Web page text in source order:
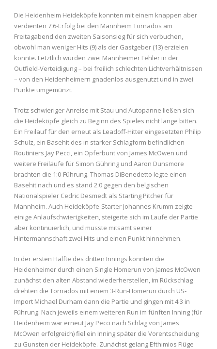
Die Heidenheim Heideköpfe konnten mit einem knappen aber
verdienten 7:6-Erfolg bei den Mannheim Tornados am
Freitagabend den zweiten Saisonsieg für sich verbuchen,
obwohl man weniger Hits (9) als der Gastgeber (13) erzielen
konnte. Letztlich wurden zwei Mannheimer Fehler in der
Outfield-Verteidigung – bei freilich schlechten Lichtverhältnissen
– von den Heidenheimern gnadenlos ausgenutzt und in zwei
Punkte umgemünzt.
Trotz schwieriger Anreise mit Stau und Autopanne ließen sich
die Heideköpfe gleich zu Beginn des Spieles nicht lange bitten.
Ein Freilauf für den erneut als Leadoff-Hitter eingesetzten Philip
Schulz, ein Basehit des in starker Schlagform befindlichen
Routiniers Jay Pecci, ein Opferbunt von James McOwen und
weitere Freiläufe für Simon Gühring und Aaron Dunsmore
brachten die 1:0-Führung. Thomas DiBenedetto legte einen
Basehit nach und es stand 2:0 gegen den belgischen
Nationalspieler Cedric Desmedt als Starting Pitcher für
Mannheim. Auch Heideköpfe-Starter Johannes Krumm zeigte
einige Anlaufschwierigkeiten, steigerte sich im Laufe der Partie
aber kontinuierlich, und musste mitsamt seiner
Hintermannschaft zwei Hits und einen Punkt hinnehmen.
In der ersten Hälfte des dritten Innings konnten die
Heidenheimer durch einen Single Homerun von James McOwen
zunächst den alten Abstand wiederherstellen, im Rückschlag
drehten die Tornados mit einem 3-Run-Homerun durch US-
Import Michael Durham dann die Partie und gingen mit 4:3 in
Führung. Nach jeweils einem weiteren Run im fünften Inning (für
Heidenheim war erneut Jay Pecci nach Schlag von James
McOwen erfolgreich) fiel ein Inning später die Vorentscheidung
zu Gunsten der Heideköpfe. Zunächst gelang Efthimios Flüge